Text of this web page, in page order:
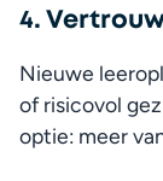
4.
Nieuwe
of risicovol
optie: meer